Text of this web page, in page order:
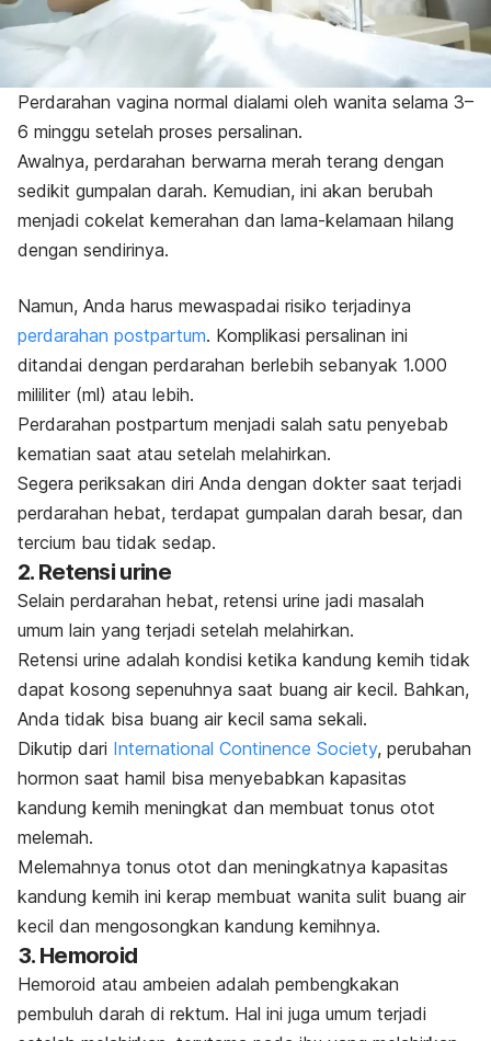
Perdarahan vagina normal dialami oleh wanita selama 3–
6 minggu setelah proses persalinan.
Awalnya, perdarahan berwarna merah terang dengan
sedikit gumpalan darah. Kemudian, ini akan berubah
menjadi cokelat kemerahan dan lama-kelamaan hilang
dengan sendirinya.
Namun, Anda harus mewaspadai risiko terjadinya
perdarahan postpartum. Komplikasi persalinan ini
ditandai dengan perdarahan berlebih sebanyak 1.000
mililiter (ml) atau lebih.
Perdarahan postpartum menjadi salah satu penyebab
kematian saat atau setelah melahirkan.
Segera periksakan diri Anda dengan dokter saat terjadi
perdarahan hebat, terdapat gumpalan darah besar, dan
tercium bau tidak sedap.
2. Retensi urine
Selain perdarahan hebat, retensi urine jadi masalah
umum lain yang terjadi setelah melahirkan.
Retensi urine adalah kondisi ketika kandung kemih tidak
dapat kosong sepenuhnya saat buang air kecil. Bahkan,
Anda tidak bisa buang air kecil sama sekali.
Dikutip dari International Continence Society, perubahan
hormon saat hamil bisa menyebabkan kapasitas
kandung kemih meningkat dan membuat tonus otot
melemah.
Melemahnya tonus otot dan meningkatnya kapasitas
kandung kemih ini kerap membuat wanita sulit buang air
kecil dan mengosongkan kandung kemihnya.
3. Hemoroid
Hemoroid atau ambeien adalah pembengkakan
pembuluh darah di rektum. Hal ini juga umum terjadi